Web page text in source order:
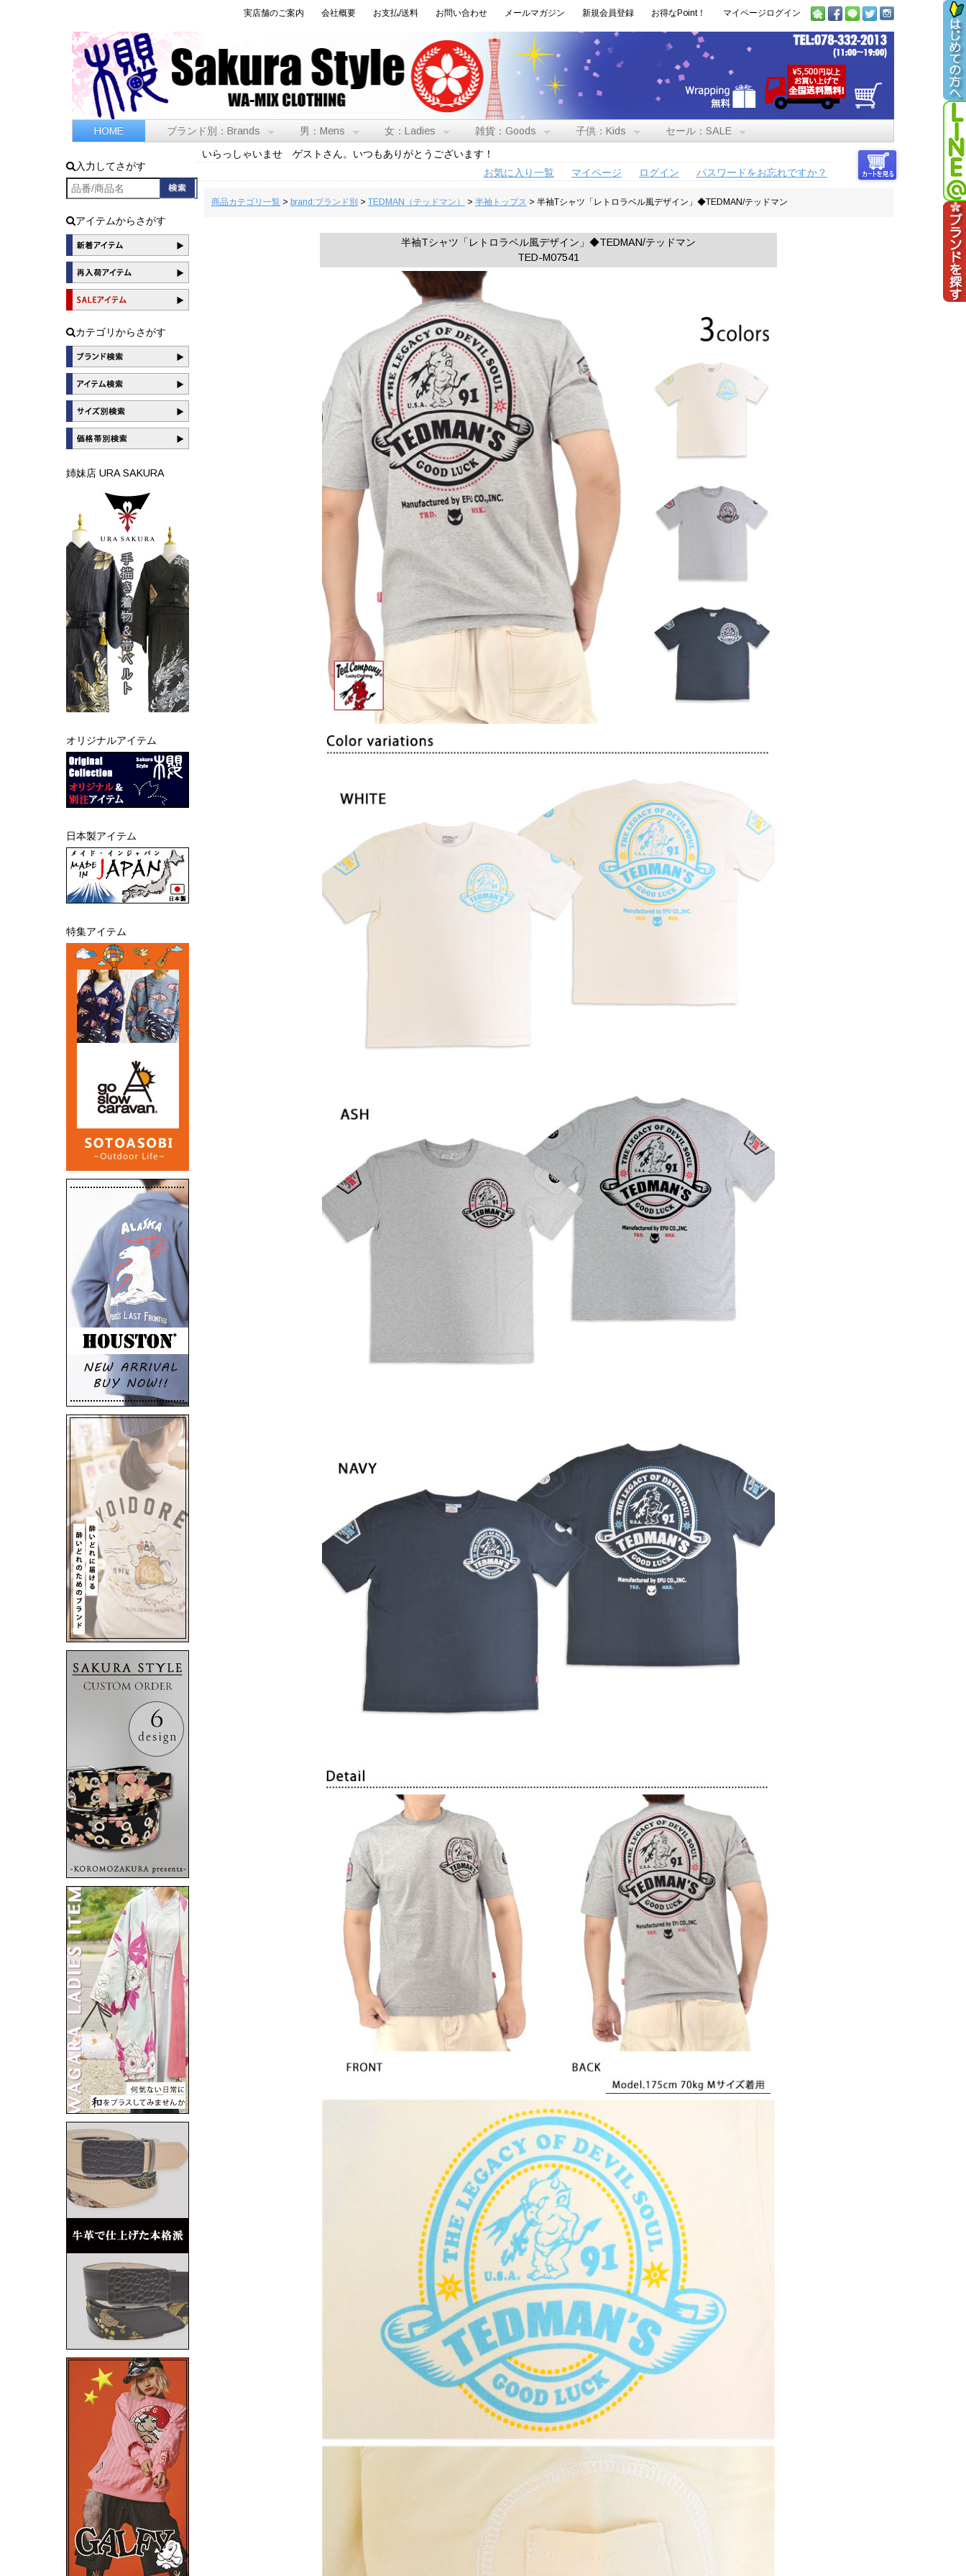
実店舗のご案内 会社概要 お支払/送料 お問い合わせ メールマガジン 新規会員登録 お得なPoint！ マイページログイン
HOME ブランド別：Brands 男：Mens 女：Ladies 雑貨：Goods 子供：Kids セール：SALE
入力してさがす
アイテムからさがす
カテゴリからさがす
姉妹店 URA SAKURA
オリジナルアイテム
日本製アイテム
特集アイテム
いらっしゃいませ ゲストさん。いつもありがとうございます！
お気に入り一覧
マイページ ログイン パスワードをお忘れですか？
商品カテゴリ一覧> brand:ブランド別 > TEDMAN（テッドマン） > 半袖トップス > 半袖Tシャツ「レトロラベル風デザイン」◆TEDMAN/テッドマン
半袖Tシャツ「レトロラベル風デザイン」◆TEDMAN/テッドマン
TED-M07541